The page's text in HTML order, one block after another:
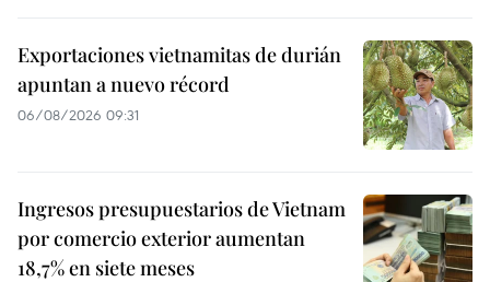
Exportaciones vietnamitas de durián
apuntan a nuevo récord
06/08/2026 09:31
Ingresos presupuestarios de Vietnam
por comercio exterior aumentan
18,7% en siete meses